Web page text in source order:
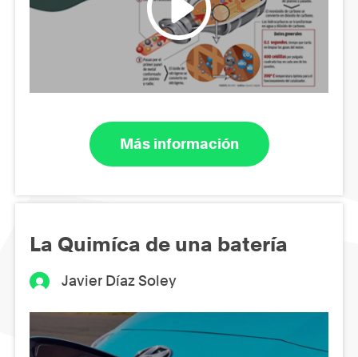
Más información
La Quimíca de una batería
Javier Díaz Soley